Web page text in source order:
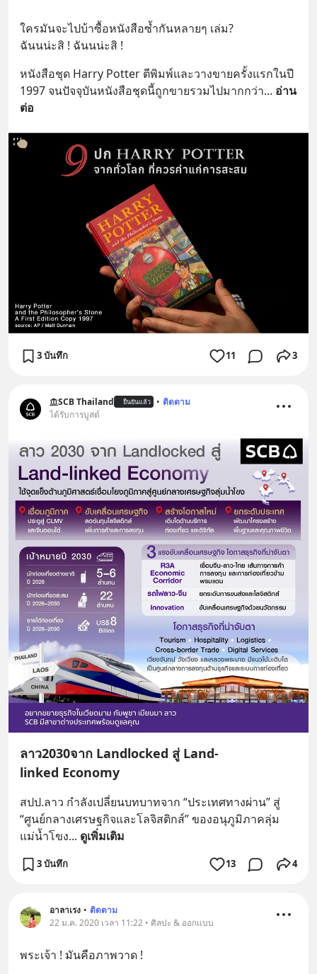
ใครมันจะไปบ้าซื้อหนังสือซ้ำกันหลายๆ เล่ม?
ฉันนน่ะสิ ! ฉันนน่ะสิ !
หนังสือชุด Harry Potter ตีพิมพ์และวางขายครั้งแรกในปี
1997 จนปัจจุบันหนังสือชุดนี้ถูกขายรวมไปมากกว่า... อ่าน
ต่อ
3 บันทึก 11 3
SCB Thailand ยืนยันแล้ว • ติดตาม
ได้รับการบูสต์
ลาว2030จาก Landlocked สู่ Land-
linked Economy
สปป.ลาว กำลังเปลี่ยนบทบาทจาก “ประเทศทางผ่าน” สู่
“ศูนย์กลางเศรษฐกิจและโลจิสติกส์” ของอนุภูมิภาคลุ่ม
แม่น้ำโขง... ดูเพิ่มเติม
3 บันทึก 13 4
อาลาเรง • ติดตาม
22 ม.ค. 2020 เวลา 11:22 • ศิลปะ & ออกแบบ
พระเจ้า ! มันคือภาพวาด !